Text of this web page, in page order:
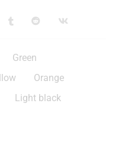
Green
Orange
Light black